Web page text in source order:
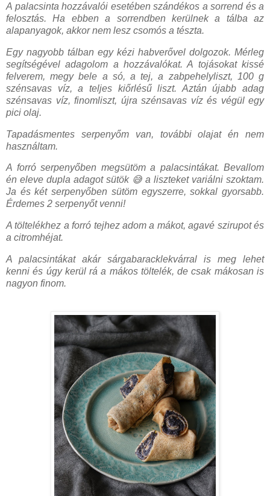
A palacsinta hozzávalói esetében szándékos a sorrend és a
felosztás. Ha ebben a sorrendben kerülnek a tálba az
alapanyagok, akkor nem lesz csomós a tészta.
Egy nagyobb tálban egy kézi habverővel dolgozok. Mérleg
segítségével adagolom a hozzávalókat. A tojásokat kissé
felverem, megy bele a só, a tej, a zabpehelyliszt, 100 g
szénsavas víz, a teljes kiőrlésű liszt. Aztán újabb adag
szénsavas víz, finomliszt, újra szénsavas víz és végül egy
pici olaj.
Tapadásmentes serpenyőm van, további olajat én nem
használtam.
A forró serpenyőben megsütöm a palacsintákat. Bevallom
én eleve dupla adagot sütök 😅 a liszteket variálni szoktam.
Ja és két serpenyőben sütöm egyszerre, sokkal gyorsabb.
Érdemes 2 serpenyőt venni!
A töltelékhez a forró tejhez adom a mákot, agavé szirupot és
a citromhéjat.
A palacsintákat akár sárgabaracklekvárral is meg lehet
kenni és úgy kerül rá a mákos töltelék, de csak mákosan is
nagyon finom.